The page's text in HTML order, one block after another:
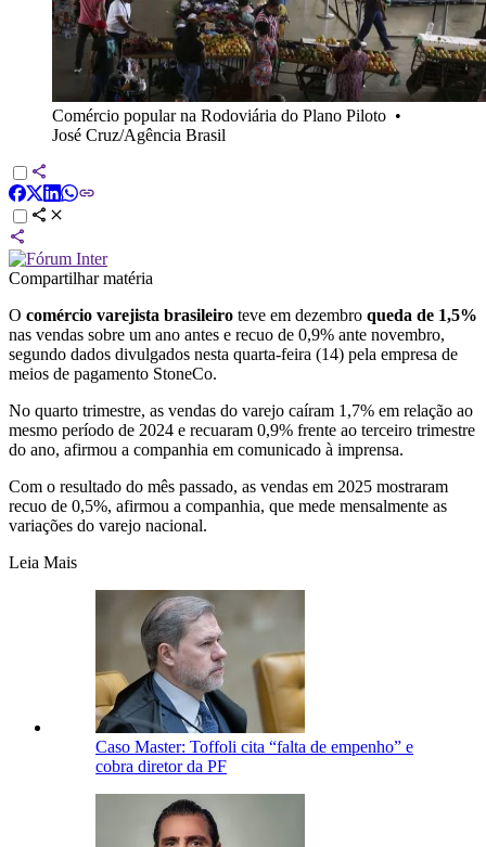
Comércio popular na Rodoviária do Plano Piloto •
José Cruz/Agência Brasil
Compartilhar matéria
O comércio varejista brasileiro teve em dezembro queda de ⁠1,5%
nas vendas sobre um ‍ano antes e recuo de 0,9% ante novembro,
segundo dados divulgados nesta quarta-feira (14) pela empresa de
meios de pagamento StoneCo.
No quarto trimestre, as vendas do varejo caíram 1,7% em relação ao
mesmo período de 2024 e recuaram 0,9% frente ao terceiro ​trimestre
do ano, ⁠afirmou a companhia em comunicado à imprensa.
Com o resultado ‌do mês passado, as vendas em 2025 mostraram
recuo de 0,5%, afirmou a companhia, que ⁠mede mensalmente as
variações do varejo nacional.
Leia Mais
Caso Master: Toffoli cita “falta de empenho” e
cobra diretor da PF